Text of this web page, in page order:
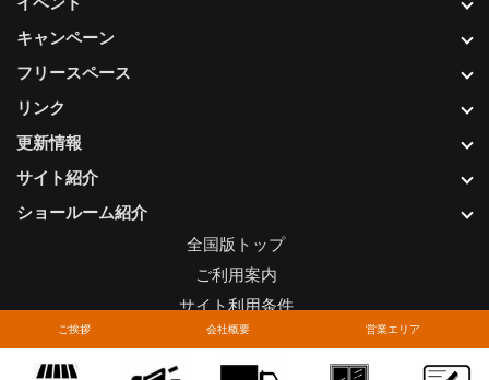
ご挨拶 会社概要 営業エリア
更新情報
サイト紹介
ショールーム紹介
キャンペーン
フリースペース
リンク
全国版トップ
ご利用案内
サイト利用条件
プライバシーポリシー
関連リンク